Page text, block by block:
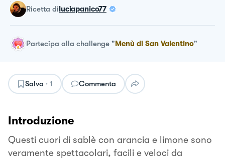
ricetta diluciapanico77
Partecipa alla challenge "Menù di San Valentino"
Salva · 1 Commenta
Introduzione
Questi cuori di sablè con arancia e limone sono
veramente spettacolari, facili e veloci da